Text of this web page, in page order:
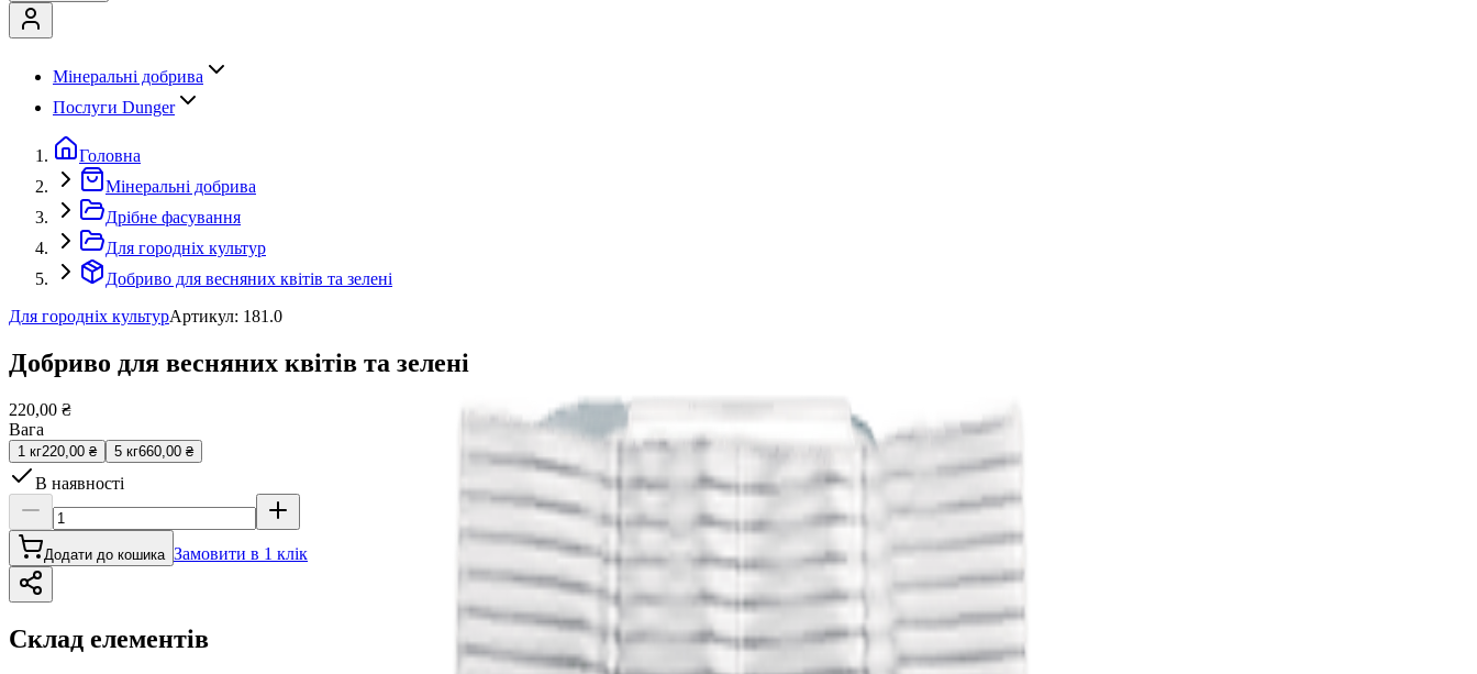
Мінеральні добрива
Послуги Dunger
Головна
Мінеральні добрива
Дрібне фасування
Для городніх культур
Добриво для весняних квітів та зелені
Для городніх культурАртикул: 181.0
Добриво для весняних квітів та зелені
220,00 ₴
Вага
1 кг220,00 ₴ 5 кг660,00 ₴
В наявності
Додати до кошика Замовити в 1 клік
Склад елементів